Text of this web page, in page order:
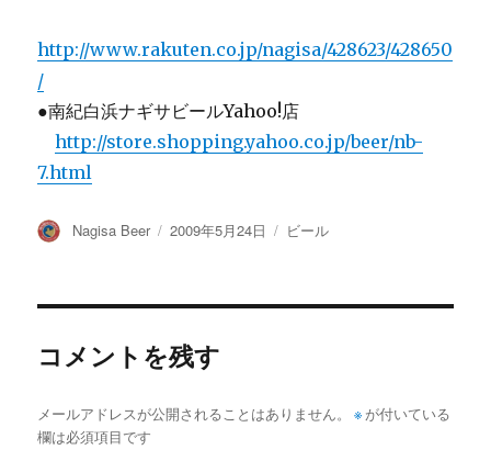
http://www.rakuten.co.jp/nagisa/428623/428650
/
●南紀白浜ナギサビールYahoo!店
http://store.shopping.yahoo.co.jp/beer/nb-
7.html
投
Nagisa Beer
投
2009年5月24日
カ
ビール
コメントを残す
メールアドレスが公開されることはありません。 ※ が付いている
欄は必須項目です